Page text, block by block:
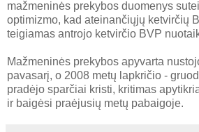
mažmeninės prekybos duomenys
optimizmo, kad ateinančiųjų ketvirčių
teigiamas antrojo ketvirčio BVP
Mažmeninės prekybos apyvarta
pavasarį, o 2008 metų lapkričio -
pradėjo sparčiai kristi, kritimas
ir baigėsi praėjusių metų pabaigoje.